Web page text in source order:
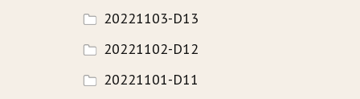
20221103-D13
20221102-D12
20221101-D11